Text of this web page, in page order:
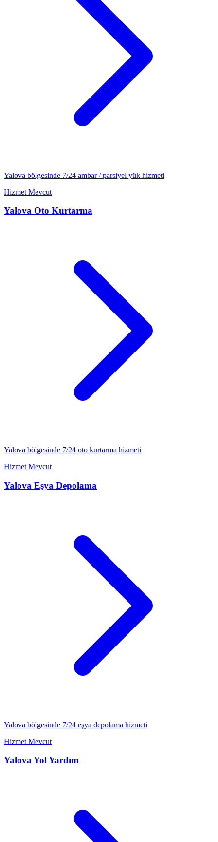
Yalova bölgesinde 7/24 ambar / parsiyel yük hizmeti
Hizmet Mevcut
Yalova Oto Kurtarma
Yalova bölgesinde 7/24 oto kurtarma hizmeti
Hizmet Mevcut
Yalova Eşya Depolama
Yalova bölgesinde 7/24 eşya depolama hizmeti
Hizmet Mevcut
YalovaYol Yardım